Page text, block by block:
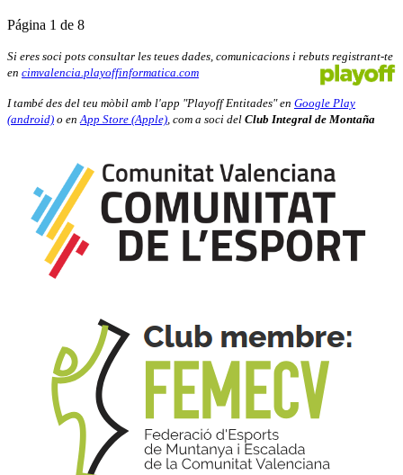
Página 1 de 8
Si eres soci pots consultar les teues dades, comunicacions i rebuts registrant-te
en cimvalencia.playoffinformatica.com
I també des del teu mòbil amb l'app "Playoff Entitades" en Google Play
(android) o enApp Store (Apple), com a soci del Club Integral de Montaña